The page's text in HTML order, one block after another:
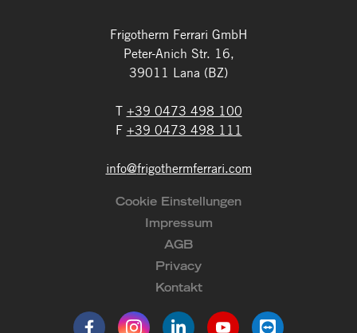
Frigotherm Ferrari GmbH
Peter-Anich Str. 16,
39011 Lana (BZ)
T +39 0473 498 100
F +39 0473 498 111
info@frigothermferrari.com
Cookie Einstellungen
Impressum
AGB
Privacy
Kontakt